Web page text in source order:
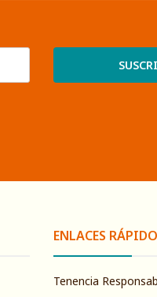
ENLACES
Tenencia